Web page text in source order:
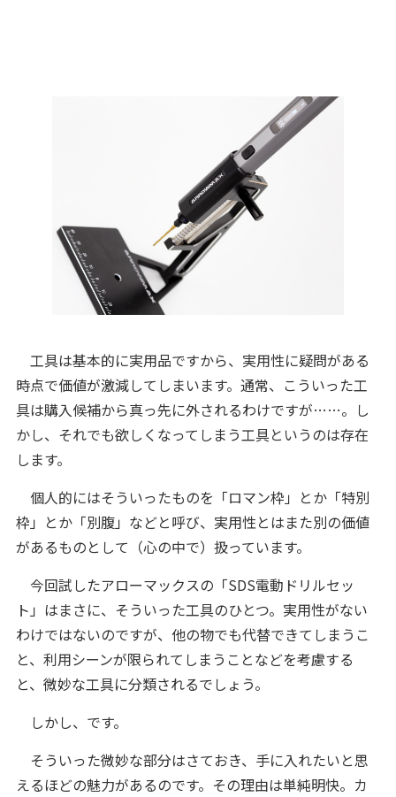
工具は基本的に実用品ですから、実用性に疑問がある
時点で価値が激減してしまいます。通常、こういった工
具は購入候補から真っ先に外されるわけですが……。し
かし、それでも欲しくなってしまう工具というのは存在
します。
個人的にはそういったものを「ロマン枠」とか「特別
枠」とか「別腹」などと呼び、実用性とはまた別の価値
があるものとして（心の中で）扱っています。
今回試したアローマックスの「SDS電動ドリルセッ
ト」はまさに、そういった工具のひとつ。実用性がない
わけではないのですが、他の物でも代替できてしまうこ
と、利用シーンが限られてしまうことなどを考慮する
と、微妙な工具に分類されるでしょう。
しかし、です。
そういった微妙な部分はさておき、手に入れたいと思
えるほどの魅力があるのです。その理由は単純明快。カ